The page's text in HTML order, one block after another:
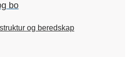
bo
og beredskap